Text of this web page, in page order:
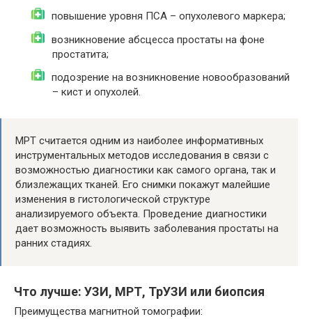
повышение уровня ПСА – опухолевого маркера;
возникновение абсцесса простаты на фоне
простатита;
подозрение на возникновение новообразований
– кист и опухолей.
МРТ считается одним из наиболее информативных
инструментальных методов исследования в связи с
возможностью диагностики как самого органа, так и
близлежащих тканей. Его снимки покажут малейшие
изменения в гистологической структуре
анализируемого объекта. Проведение диагностики
дает возможность выявить заболевания простаты на
ранних стадиях.
Что лучше: УЗИ, МРТ, ТрУЗИ или биопсия
Преимущества магнитной томографии: